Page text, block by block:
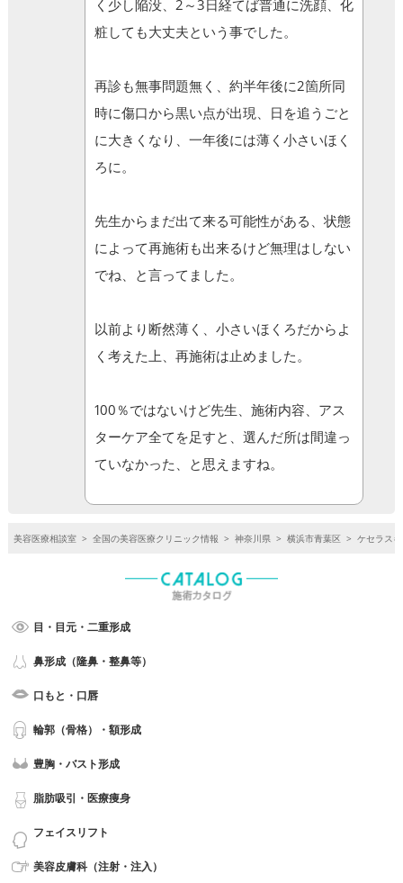
く少し陥没、2～3日経てば普通に洗顔、化
粧しても大丈夫という事でした。
再診も無事問題無く、約半年後に2箇所同
時に傷口から黒い点が出現、日を追うごと
に大きくなり、一年後には薄く小さいほく
ろに。
先生からまだ出て来る可能性がある、状態
によって再施術も出来るけど無理はしない
でね、と言ってました。
以前より断然薄く、小さいほくろだからよ
く考えた上、再施術は止めました。
100％ではないけど先生、施術内容、アス
ターケア全てを足すと、選んだ所は間違っ
ていなかった、と思えますね。
美容医療相談室 > 全国の美容医療クリニック情報 > 神奈川県 > 横浜市青葉区 > ケセラス
目・目元・二重形成
鼻形成（隆鼻・整鼻等）
口もと・口唇
輪郭（骨格）・額形成
豊胸・バスト形成
脂肪吸引・医療痩身
フェイスリフト
美容皮膚科（注射・注入）